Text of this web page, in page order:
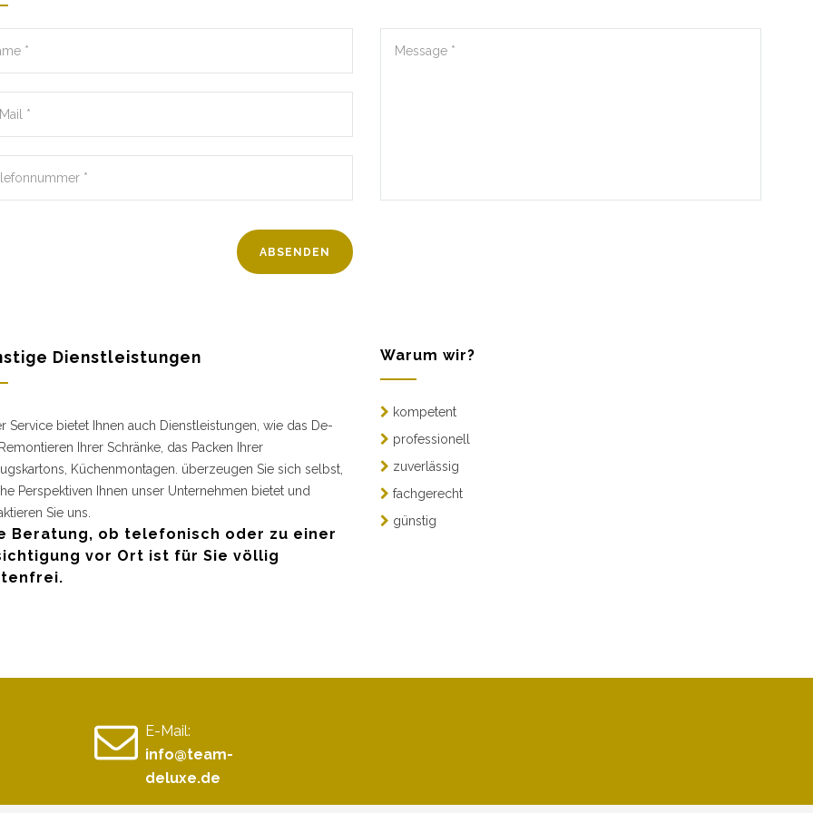
Dienstleistungen
Service bietet Ihnen auch Dienstleistungen, wie das De-
Ihrer Schränke, das Packen Ihrer
Küchenmontagen. überzeugen Sie sich selbst,
Perspektiven Ihnen unser Unternehmen bietet und
Sie uns.
Beratung, ob telefonisch oder zu einer
vor Ort ist für Sie völlig
Warum wir?
kompetent
professionell
zuverlässig
fachgerecht
günstig
E-Mail:
info@team-
deluxe.de